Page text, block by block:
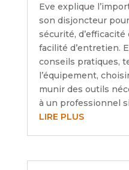
Eve explique
son disjoncteur
sécurité,
facilité d’entretien.
conseils pratiques,
l’équipement,
munir des outils
à un professionnel
LIRE PLUS